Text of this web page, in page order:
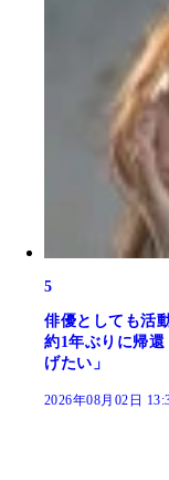
5
俳優としても活
約1年ぶりに帰
げたい」
2026年08月02日